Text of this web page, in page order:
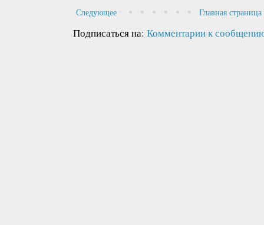
Следующее Главная страница
Подписаться на: Комментарии к